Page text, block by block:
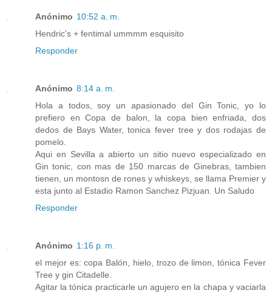
Anónimo 10:52 a. m.
Hendric's + fentimal ummmm esquisito
Responder
Anónimo 8:14 a. m.
Hola a todos, soy un apasionado del Gin Tonic, yo lo
prefiero en Copa de balon, la copa bien enfriada, dos
dedos de Bays Water, tonica fever tree y dos rodajas de
pomelo.
Aqui en Sevilla a abierto un sitio nuevo especializado en
Gin tonic, con mas de 150 marcas de Ginebras, tambien
tienen, un montosn de rones y whiskeys, se llama Premier y
esta junto al Estadio Ramon Sanchez Pizjuan. Un Saludo
Responder
Anónimo 1:16 p. m.
el mejor es: copa Balón, hielo, trozo de limon, tónica Fever
Tree y gin Citadelle.
Agitar la tónica practicarle un agujero en la chapa y vaciarla